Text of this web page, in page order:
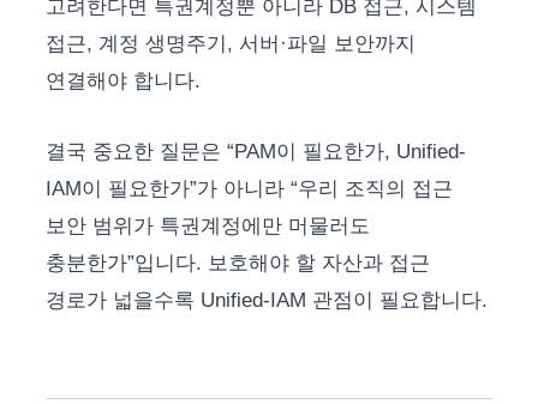
고려한다면 특권계정뿐 아니라 DB 접근, 시스템
접근, 계정 생명주기, 서버·파일 보안까지
연결해야 합니다.
결국 중요한 질문은 “PAM이 필요한가, Unified-
IAM이 필요한가”가 아니라 “우리 조직의 접근
보안 범위가 특권계정에만 머물러도
충분한가”입니다. 보호해야 할 자산과 접근
경로가 넓을수록 Unified-IAM 관점이 필요합니다.